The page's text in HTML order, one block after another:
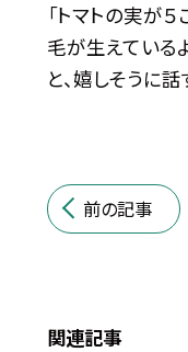
「トマトの実が
毛が生えているよ
と、嬉しそうに
前の記事
関連記事